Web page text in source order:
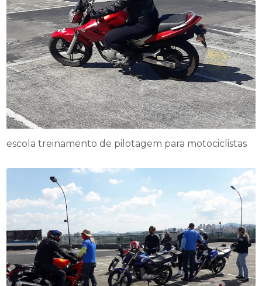
escola treinamento de pilotagem para motociclistas